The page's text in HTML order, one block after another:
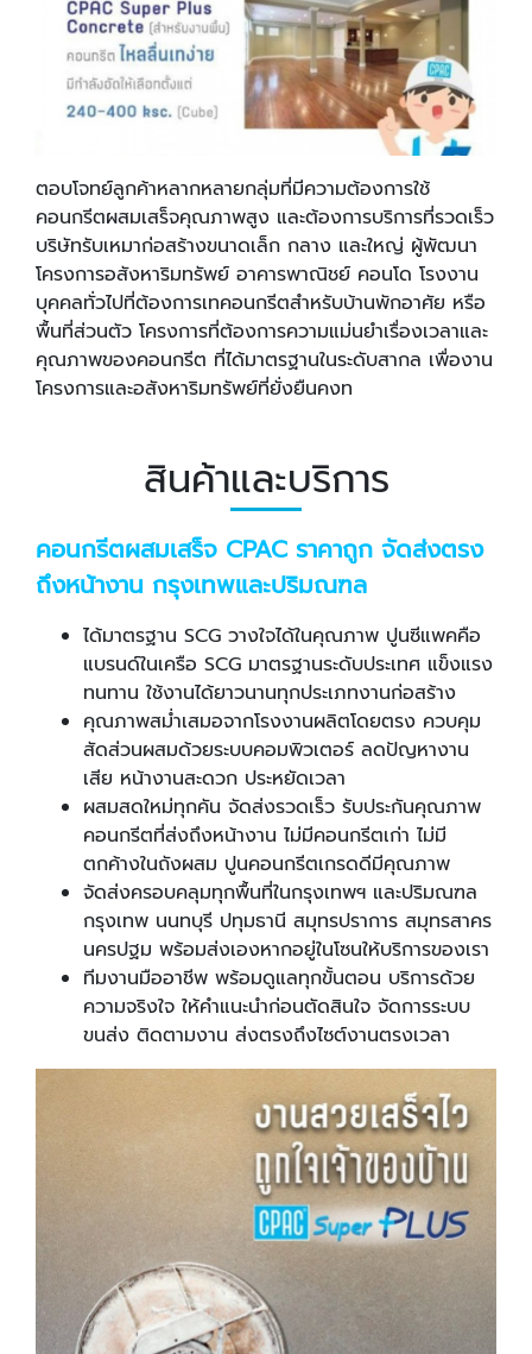
ตอบโจทย์ลูกค้าหลากหลายกลุ่มที่มีความต้องการใช้
คอนกรีตผสมเสร็จคุณภาพสูง และต้องการบริการที่รวดเร็ว
บริษัทรับเหมาก่อสร้างขนาดเล็ก กลาง และใหญ่ ผู้พัฒนา
โครงการอสังหาริมทรัพย์ อาคารพาณิชย์ คอนโด โรงงาน
บุคคลทั่วไปที่ต้องการเทคอนกรีตสำหรับบ้านพักอาศัย หรือ
พื้นที่ส่วนตัว โครงการที่ต้องการความแม่นยำเรื่องเวลาและ
คุณภาพของคอนกรีต ที่ได้มาตรฐานในระดับสากล เพื่องาน
โครงการและอสังหาริมทรัพย์ที่ยั่งยืนคงท
สินค้าและบริการ
คอนกรีตผสมเสร็จ CPAC ราคาถูก จัดส่งตรง
ถึงหน้างาน กรุงเทพและปริมณฑล
ได้มาตรฐาน SCG วางใจได้ในคุณภาพ ปูนซีแพคคือ
แบรนด์ในเครือ SCG มาตรฐานระดับประเทศ แข็งแรง
ทนทาน ใช้งานได้ยาวนานทุกประเภทงานก่อสร้าง
คุณภาพสม่ำเสมอจากโรงงานผลิตโดยตรง ควบคุม
สัดส่วนผสมด้วยระบบคอมพิวเตอร์ ลดปัญหางาน
เสีย หน้างานสะดวก ประหยัดเวลา
ผสมสดใหม่ทุกคัน จัดส่งรวดเร็ว รับประกันคุณภาพ
คอนกรีตที่ส่งถึงหน้างาน ไม่มีคอนกรีตเก่า ไม่มี
ตกค้างในถังผสม ปูนคอนกรีตเกรดดีมีคุณภาพ
จัดส่งครอบคลุมทุกพื้นที่ในกรุงเทพฯ และปริมณฑล
กรุงเทพ นนทบุรี ปทุมธานี สมุทรปราการ สมุทรสาคร
นครปฐม พร้อมส่งเองหากอยู่ในโซนให้บริการของเรา
ทีมงานมืออาชีพ พร้อมดูแลทุกขั้นตอน บริการด้วย
ความจริงใจ ให้คำแนะนำก่อนตัดสินใจ จัดการระบบ
ขนส่ง ติดตามงาน ส่งตรงถึงไซต์งานตรงเวลา